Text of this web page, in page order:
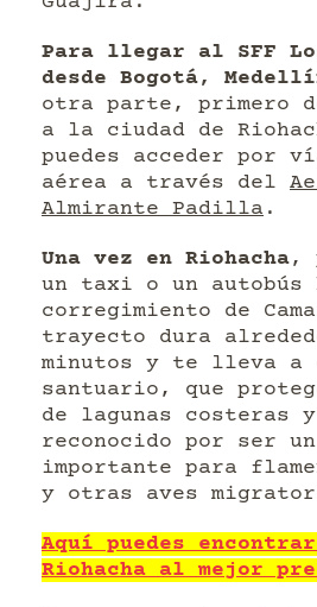
Para llegar al SFF
desde Bogotá,
otra parte, primero
a la ciudad de
puedes acceder por
aérea a través del
Almirante Padilla .
Una vez en Riohacha,
un taxi o un autobús
corregimiento de
trayecto dura
minutos y te lleva a
santuario, que
de lagunas costeras
reconocido por ser
importante para
y otras aves
Aquí puedes
Riohacha al mejor